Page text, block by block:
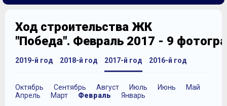
Ход строительства ЖК
"Победа". Февраль 2017 - 9
2019-й год 2018-й год 2017-й год
Октябрь Сентябрь Август Июль Июнь
Май
Апрель
Март Февраль Январь
2016-й год